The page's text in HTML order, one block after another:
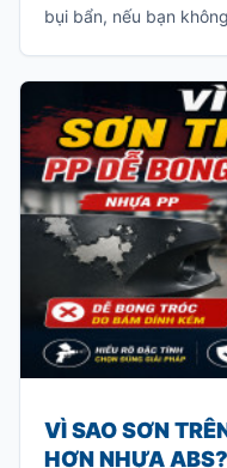
bụi bẩn, nếu bạn
VÌ SAO SƠN
HƠN NHỰA ABS?